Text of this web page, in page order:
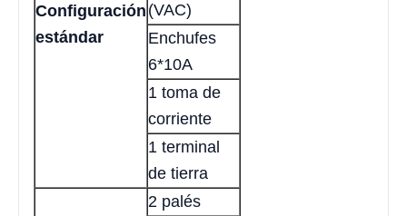
Configuración
estándar
(VAC)
Enchufes
6*10A
1 toma de
corriente
1 terminal
de tierra
2 palés